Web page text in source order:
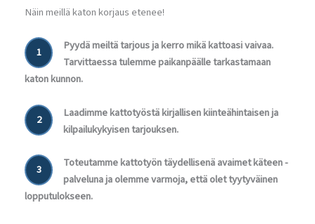
Näin meillä katon korjaus etenee!
1
Pyydä meiltä tarjous ja kerro mikä kattoasi vaivaa.
Tarvittaessa tulemme paikanpäälle tarkastamaan
katon kunnon.
2
Laadimme kattotyöstä kirjallisen kiinteähintaisen ja
kilpailukykyisen tarjouksen.
3
Toteutamme kattotyön täydellisenä avaimet käteen -
palveluna ja olemme varmoja, että olet tyytyväinen
lopputulokseen.